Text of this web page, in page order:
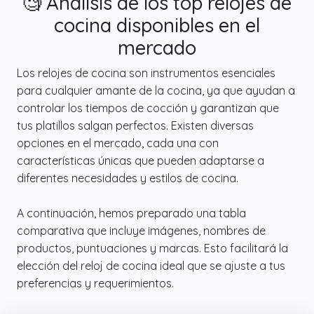
cocina disponibles en el
mercado
Los relojes de cocina son instrumentos esenciales
para cualquier amante de la cocina, ya que ayudan a
controlar los tiempos de cocción y garantizan que
tus platillos salgan perfectos. Existen diversas
opciones en el mercado, cada una con
características únicas que pueden adaptarse a
diferentes necesidades y estilos de cocina.
A continuación, hemos preparado una tabla
comparativa que incluye imágenes, nombres de
productos, puntuaciones y marcas. Esto facilitará la
elección del reloj de cocina ideal que se ajuste a tus
preferencias y requerimientos.